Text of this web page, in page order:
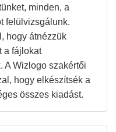
minden, a
felülvizsgálunk.
hogy átnézzük
a fájlokat
A Wizlogo szakértői
hogy elkészítsék a
összes kiadást.